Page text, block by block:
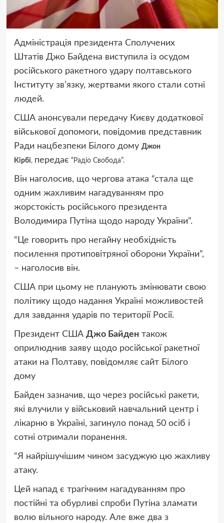
Адміністрація президента Сполучених
Штатів Джо Байдена виступила із осудом
російського ракетного удару полтавського
Інституту зв’язку, жертвами якого стали сотні
людей.
США анонсували передачу Києву додаткової
військової допомоги, повідомив представник
Ради нацбезпеки Білого дому Джон
Кірбі, передає “Радіо Свобода”.
Він наголосив, що чергова атака “стала ще
одним жахливим нагадуванням про
жорстокість російського президента
Володимира Путіна щодо народу України”.
“Це говорить про негайну необхідність
посилення протиповітряної оборони України”,
– наголосив він.
США при цьому не планують змінювати свою
політику щодо надання Україні можливостей
для завдання ударів по території Росії.
Президент США Джо Байдентакож
оприлюднив заяву щодо російської ракетної
атаки на Полтаву, повідомляє сайт Білого
дому
Байден зазначив, що через російські ракети,
які влучили у військовий навчальний центр і
лікарню в Україні, загинуло понад 50 осіб і
сотні отримали поранення.
“Я найрішучішим чином засуджую цю жахливу
атаку.
Цей напад є трагічним нагадуванням про
постійні та обурливі спроби Путіна зламати
волю вільного народу. Але вже два з